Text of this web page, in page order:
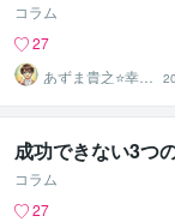
コラム
27
あずま貴之⭐幸せ
自分軸の生き方
育成コーチ
成功できない3つ
コラム
27